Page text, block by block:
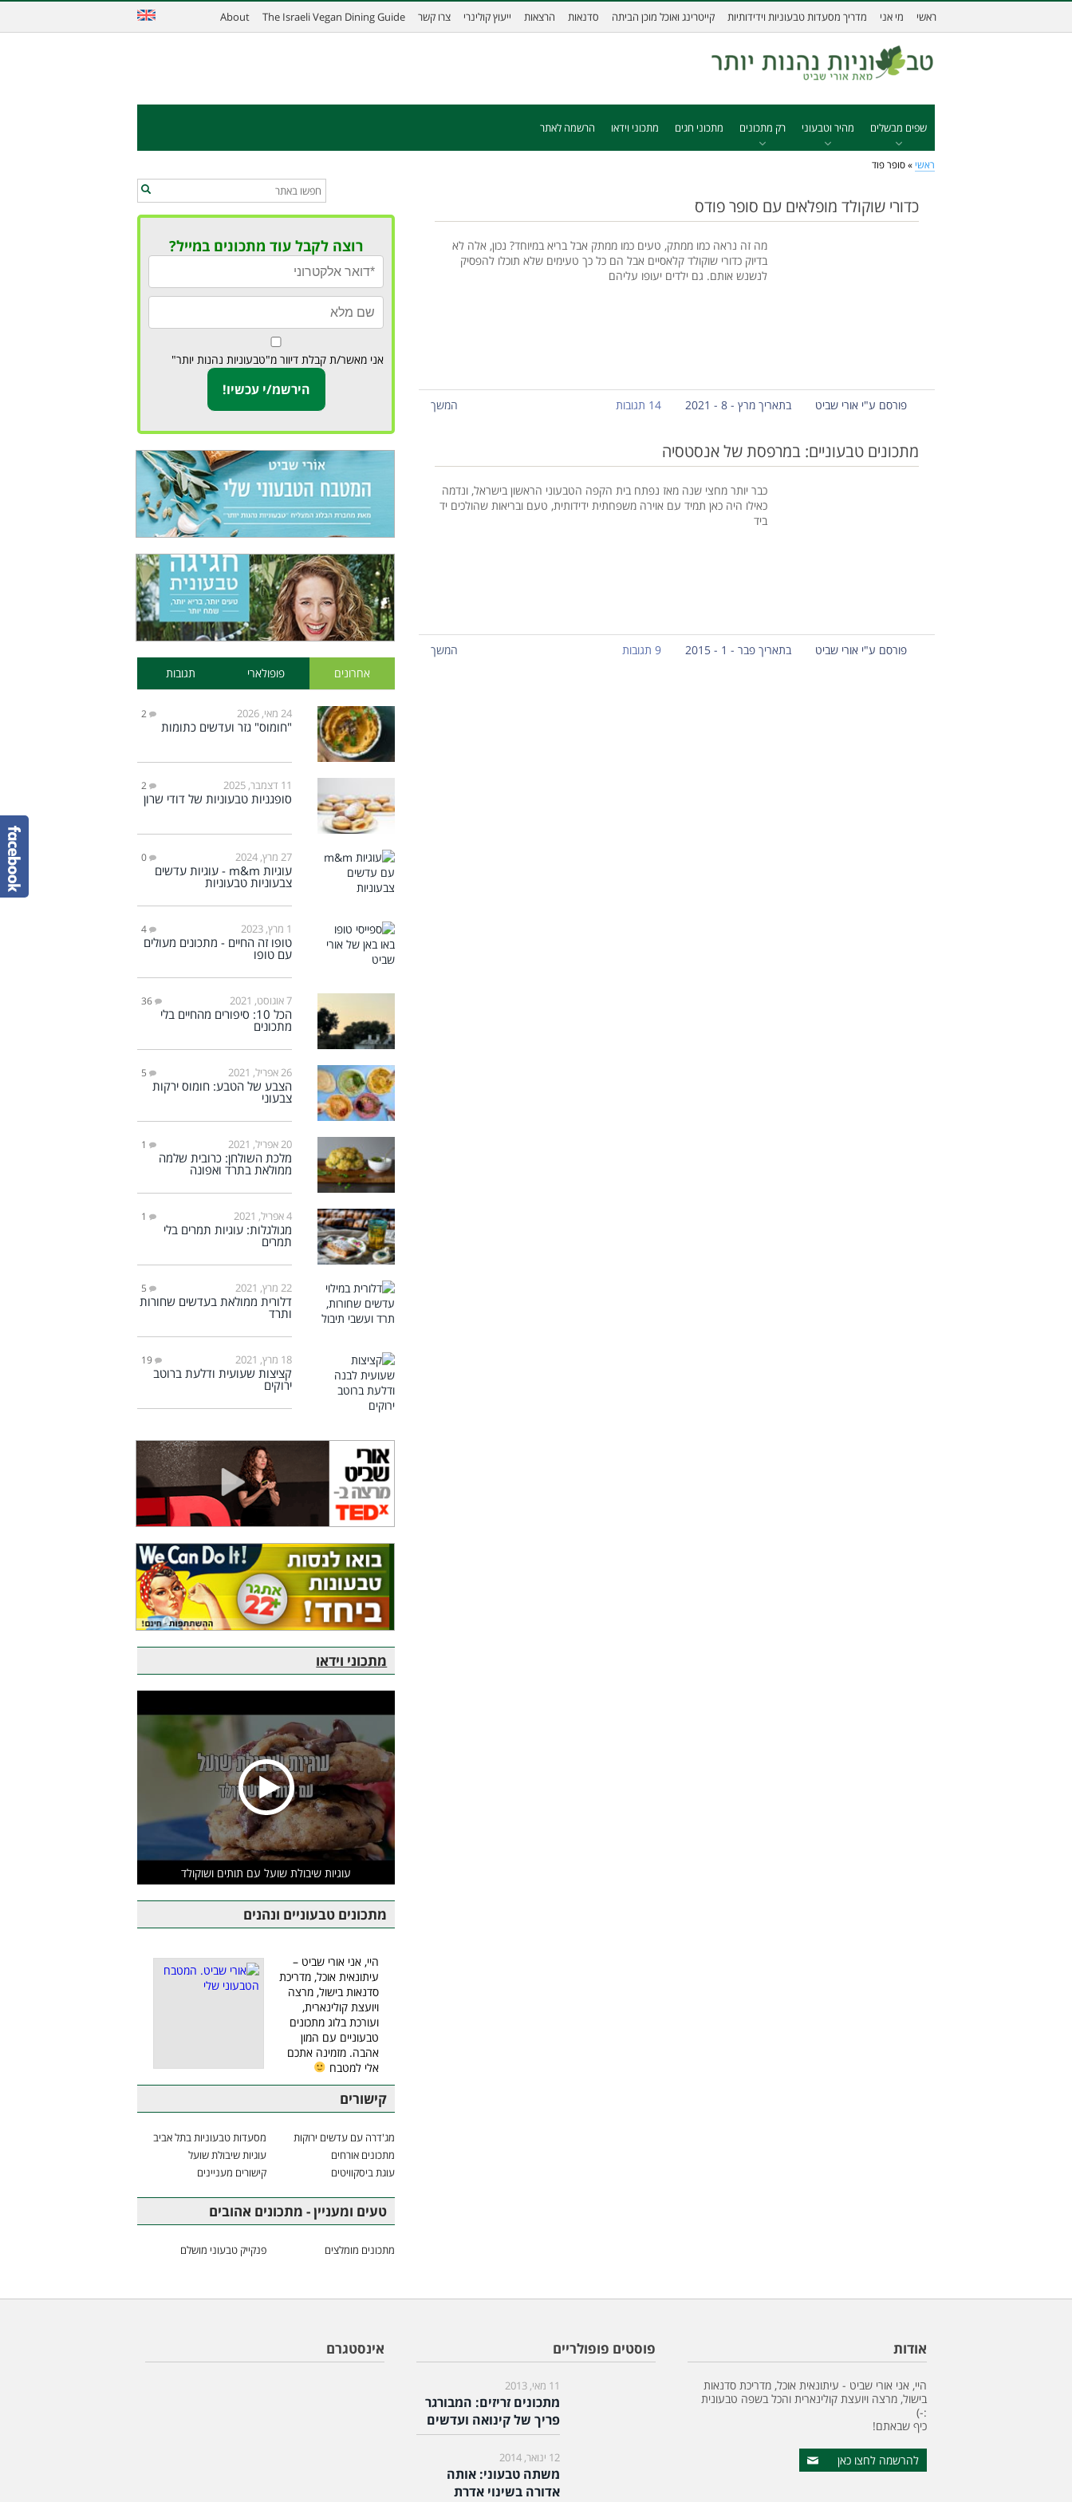
ראשי מי אני מדריך מסעדות טבעוניות וידידותיות קייטרינג ואוכל מוכן הביתה סדנאות הרצאות ייעוץ קולינרי צרו קשר The Israeli Vegan Dining Guide
About
שפים מבשלים מהיר וטבעוני רק מתכונים מתכוני חגים מתכוני וידאו הרשמה לאתר
ראשי » סופר פוד
כדורי שוקולד מופלאים עם סופר פודס
מה זה נראה כמו ממתק, טעים כמו ממתק אבל בריא במיוחד? נכון, אלה לא
בדיוק כדורי שוקולד קלאסיים אבל הם כל כך טעימים שלא תוכלו להפסיק
לנשנש אותם. גם ילדים יעופו עליהם
פורסם ע"י אורי שביט בתאריך מרץ - 8 - 2021 14 תגובות המשך
מתכונים טבעוניים: במרפסת של אנסטסיה
כבר יותר מחצי שנה מאז נפתח בית הקפה הטבעוני הראשון בישראל, ונדמה
כאילו היה כאן תמיד עם אוירה משפחתית ידידותית, טעם ובריאות שהולכים יד
ביד
פורסם ע"י אורי שביט בתאריך פבר - 1 - 2015 9 תגובות המשך
רוצה לקבל עוד מתכונים במייל?
אני מאשר/ת קבלת דיוור מ"טבעוניות נהנות יותר"
אחרונים פופולארי תגובות
24 מאי, 2026 2
"חומוס" גזר ועדשים כתומות
11 דצמבר, 2025 2
סופגניות טבעוניות של דודי שרון
27 מרץ, 2024 0
עוגיות m&m - עוגיות עדשים
צבעוניות טבעוניות
1 מרץ, 2023 4
טופו זה החיים - מתכונים מעולים
עם טופו
7 אוגוסט, 2021 36
הכל 10: סיפורים מהחיים בלי
מתכונים
26 אפריל, 2021 5
הצבע של הטבע: חומוס ירקות
צבעוני
20 אפריל, 2021 1
מלכת השולחן: כרובית שלמה
ממולאת בתרד ואפונה
4 אפריל, 2021 1
מגולגלות: עוגיות תמרים בלי
תמרים
22 מרץ, 2021 5
דלורית ממולאת בעדשים שחורות
ותרד
18 מרץ, 2021 19
קציצות שעועית ודלעת ברוטב
ירוקים
מתכוני וידאו
עוגיות שיבולת שועל עם תותים ושוקולד
מתכונים טבעוניים ונהנים
היי, אני אורי שביט –
עיתונאית אוכל, מדריכת
סדנאות בישול, מרצה
ויועצת קולינארית,
ועורכת בלוג מתכונים
טבעוניים עם המון
אהבה. מזמינה אתכם
אלי למטבח
קישורים
מג'דרה עם עדשים ירוקות
מסעדות טבעוניות בתל אביב
מתכונים אורחים
עוגיות שיבולת שועל
עוגת ביסקוויטים
קישורים מעניינים
טעים ומעניין - מתכונים אהובים
מתכונים מומלצים פנקייק טבעוני מושלם
אודות
היי, אני אורי שביט - עיתונאית אוכל, מדריכת סדנאות
בישול, מרצה ויועצת קולינארית והכל בשפה טבעונית
:-)
כיף שבאתם!
להרשמה לחצו כאן
פוסטים פופולריים
11 מאי, 2013
מתכונים זריזים: המבורגר
פריך של קינואה ועדשים
12 ינואר, 2014
משתה טבעוני: אותה
אדורה בשינוי אדרת
אינסטגרם